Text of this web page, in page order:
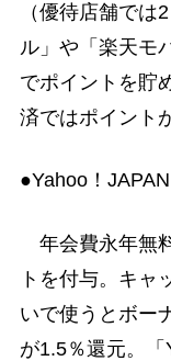
（優待店舗で
ル」や「楽天モ
でポイントを貯
済ではポイント
●Yahoo！
年会費永年無
トを付与。キャ
いで使うとボー
が1.5％還元。